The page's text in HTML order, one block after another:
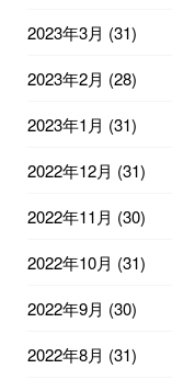
2023年3月 (31)
2023年2月 (28)
2023年1月 (31)
2022年12月 (31)
2022年11月 (30)
2022年10月 (31)
2022年9月 (30)
2022年8月 (31)